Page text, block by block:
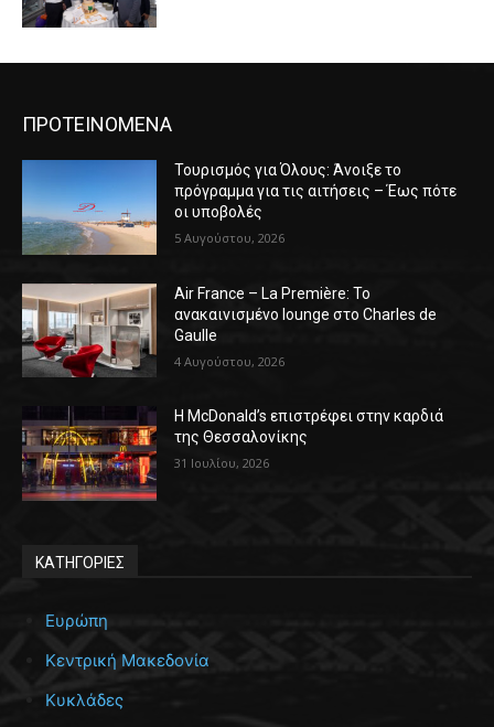
ΠΡΟΤΕΙΝΟΜΕΝΑ
Τουρισμός για Όλους: Άνοιξε το
πρόγραμμα για τις αιτήσεις – Έως πότε
οι υποβολές
5 Αυγούστου, 2026
Air France – La Première: Το
ανακαινισμένο lounge στο Charles de
Gaulle
4 Αυγούστου, 2026
Η McDonald’s επιστρέφει στην καρδιά
της Θεσσαλονίκης
31 Ιουλίου, 2026
ΚΑΤΗΓΟΡΙΕΣ
Ευρώπη
Κεντρική Μακεδονία
Κυκλάδες